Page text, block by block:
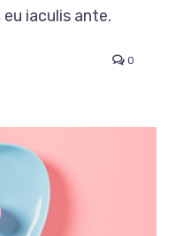
iaculis ante.
0